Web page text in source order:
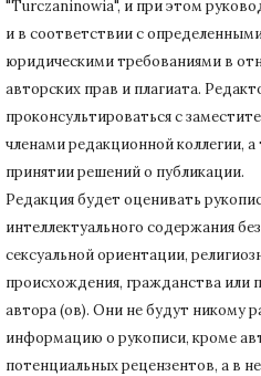
"Turczaninowia", и при этом
и в соответствии с
юридическими требованиями в
авторских прав и плагиата.
проконсультироваться с
членами редакционной коллегии,
принятии решений о публикации.
Редакция будет оценивать
интеллектуального содержания
сексуальной ориентации,
происхождения, гражданства или
автора (ов). Они не будут никому
информацию о рукописи, кроме
потенциальных рецензентов, а в